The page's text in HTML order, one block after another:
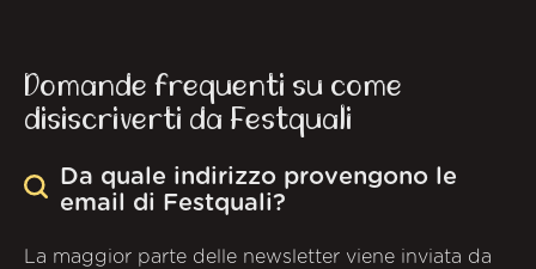
Domande frequenti su come
disiscriverti da Festquali
Da quale indirizzo provengono le
email di Festquali?
La maggior parte delle newsletter viene inviata da